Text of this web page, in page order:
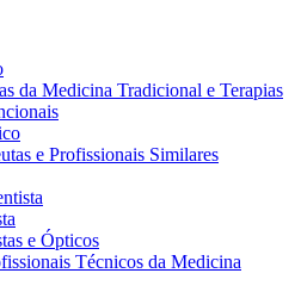
da Medicina Tradicional e Terapias
e Profissionais Similares
e Ópticos
Técnicos da Medicina